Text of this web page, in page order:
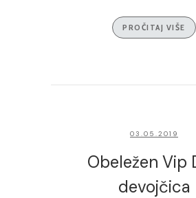
PROČITAJ VIŠE
03.05.2019
Obeležen Vip
devojčica